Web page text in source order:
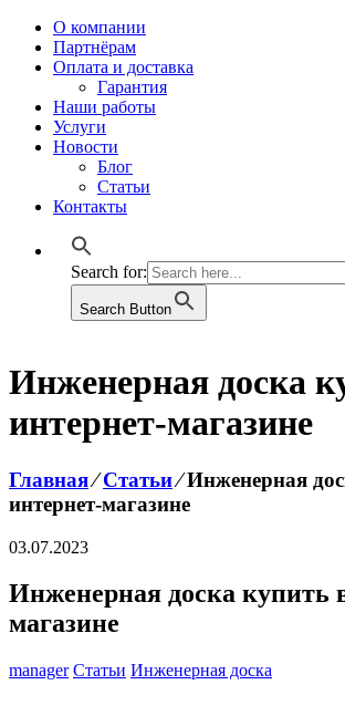
О компании
Партнёрам
Оплата и доставка
Гарантия
Наши работы
Услуги
Новости
Блог
Статьи
Контакты
Search for:
Search Button
Инженерная доска
интернет-магазине
Главная⁄Статьи⁄Инженерная
интернет-магазине
03.07.2023
Инженерная доска купить
магазине
manager Статьи Инженерная доска